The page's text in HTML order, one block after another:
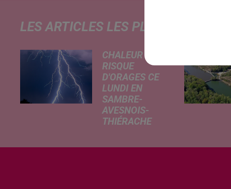
LES ARTICLES LES PLUS CONSULTÉS
CHALEUR ET
RISQUE
D'ORAGES CE
LUNDI EN
SAMBRE-
AVESNOIS-
THIÉRACHE